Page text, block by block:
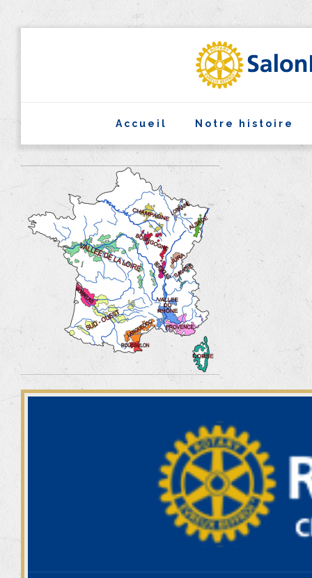
Accueil Notre histoire